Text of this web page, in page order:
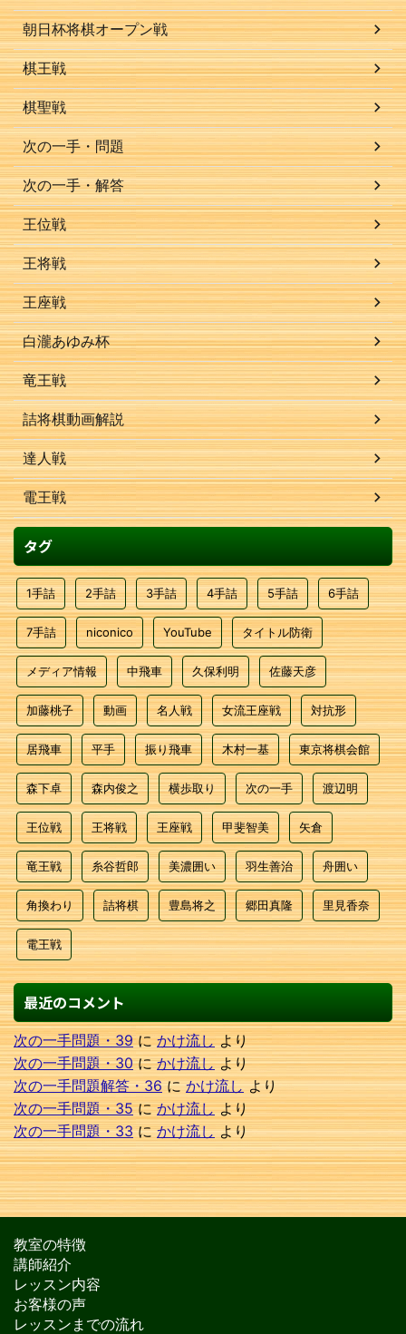
朝日杯将棋オープン戦
棋王戦
棋聖戦
次の一手・問題
次の一手・解答
王位戦
王将戦
王座戦
白瀧あゆみ杯
竜王戦
詰将棋動画解説
達人戦
電王戦
タグ
1手詰 2手詰 3手詰 4手詰 5手詰 6手詰
7手詰 niconico YouTube タイトル防衛
メディア情報 中飛車 久保利明 佐藤天彦
加藤桃子 動画 名人戦 女流王座戦 対抗形
居飛車 平手 振り飛車 木村一基 東京将棋会館
森下卓 森内俊之 横歩取り 次の一手 渡辺明
王位戦 王将戦 王座戦 甲斐智美 矢倉
竜王戦 糸谷哲郎 美濃囲い 羽生善治 舟囲い
角換わり 詰将棋 豊島将之 郷田真隆 里見香奈
電王戦
最近のコメント
次の一手問題・39にかけ流しより
次の一手問題・30にかけ流しより
次の一手問題解答・36にかけ流しより
次の一手問題・35にかけ流しより
次の一手問題・33にかけ流しより
教室の特徴
講師紹介
レッスン内容
お客様の声
レッスンまでの流れ